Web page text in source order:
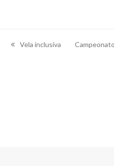
previous
Vela inclusiva
next